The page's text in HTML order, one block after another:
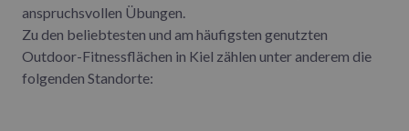
anspruchsvollen Übungen.
Zu den beliebtesten und am häufigsten genutzten
Outdoor-Fitnessflächen in Kiel zählen unter anderem die
folgenden Standorte: